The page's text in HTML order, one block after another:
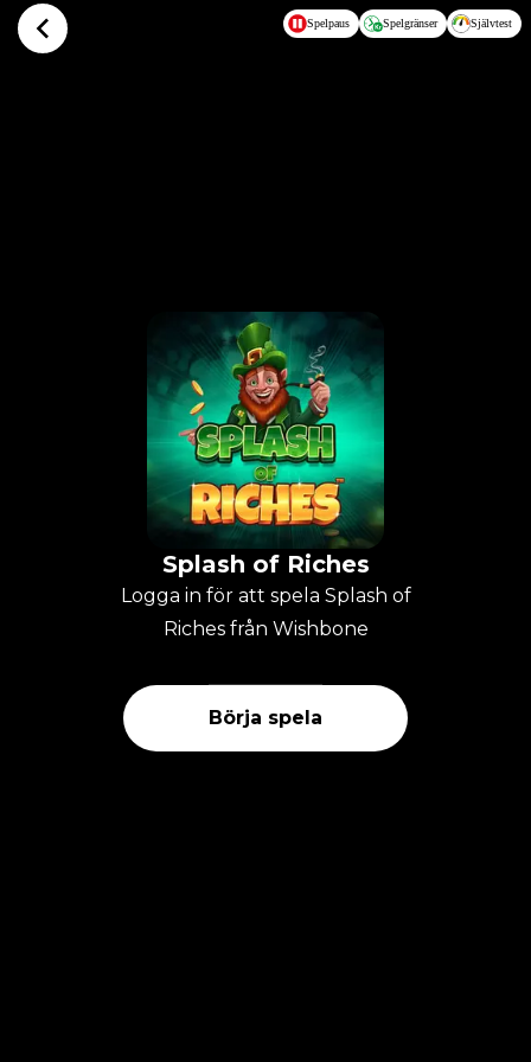
Hoppa till huvudinnehållet Spelpaus Spelgränser Självtest
Splash of Riches
Logga in för att spela Splash of
Riches från Wishbone
Börja spela